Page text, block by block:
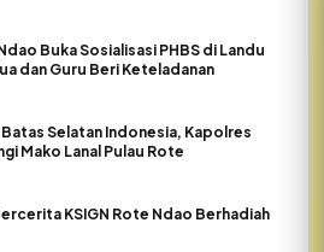
Buka Sosialisasi PHBS di Landu
dan Guru Beri Keteladanan
Selatan Indonesia, Kapolres
Mako Lanal Pulau Rote
KSIGN Rote Ndao Berhadiah